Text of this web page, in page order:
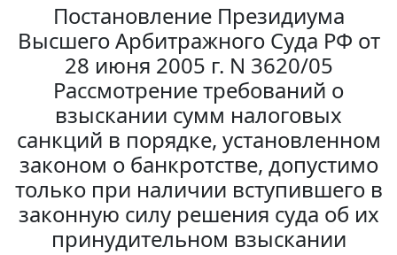
Постановление Президиума
Высшего Арбитражного Суда РФ от
28 июня 2005 г. N 3620/05
Рассмотрение требований о
взыскании сумм налоговых
санкций в порядке, установленном
законом о банкротстве, допустимо
только при наличии вступившего в
законную силу решения суда об их
принудительном взыскании